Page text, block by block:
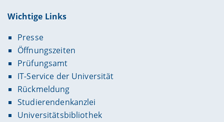
Wichtige Links
Presse
Öffnungszeiten
Prüfungsamt
IT-Service der Universität
Rückmeldung
Studierendenkanzlei
Universitätsbibliothek